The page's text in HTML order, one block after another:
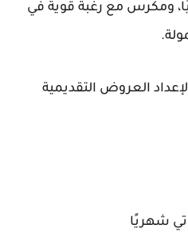
ومكرس مع رغبة قوية في
إتقان استخدام MS Office لإعداد العروض التقديمية